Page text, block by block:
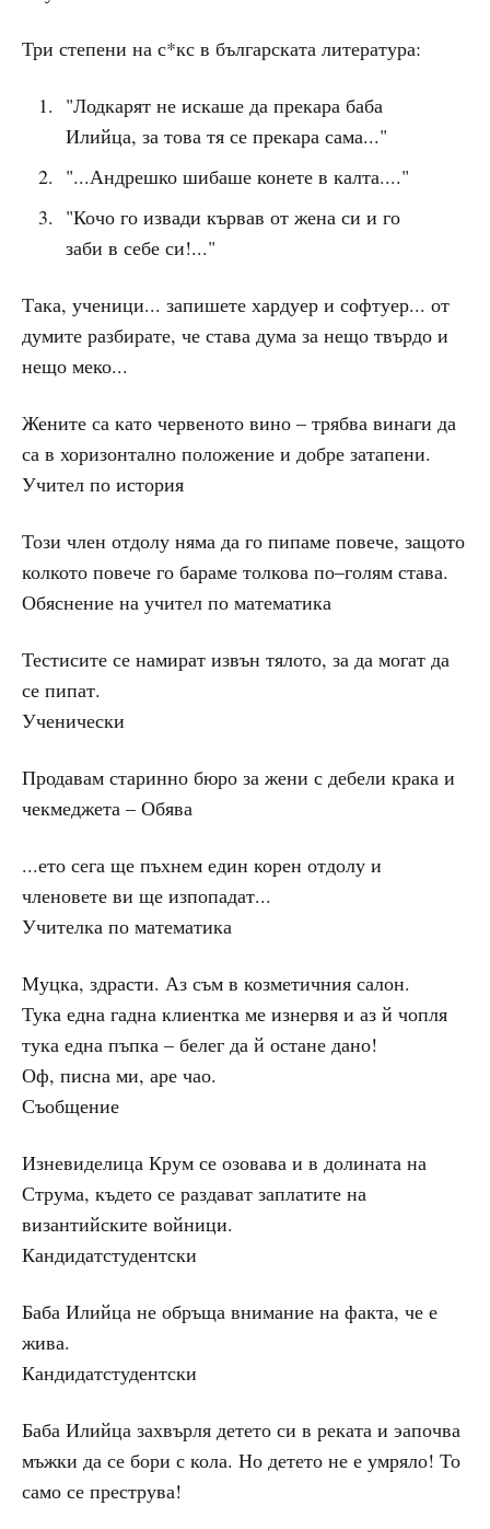
Три степени на с*кс в българската литература:
"Лодкарят не искаше да прекара баба
Илийца, за това тя се прекара сама..."
"...Андрешко шибаше конете в калта...."
"Кочо го извади кървав от жена си и го
заби в себе си!..."
Така, ученици... запишете хардуер и софтуер... от
думите разбирате, че става дума за нещо твърдо и
нещо меко...
Жените са като червеното вино – трябва винаги да
са в хоризонтално положение и добре затапени.
Учител по история
Този член отдолу няма да го пипаме повече, защото
колкото повече го бараме толкова по–голям става.
Обяснение на учител по математика
Тестисите се намират извън тялото, за да могат да
се пипат.
Ученически
Продавам старинно бюро за жени с дебели крака и
чекмеджета – Обява
...ето сега ще пъхнем един корен отдолу и
членовете ви ще изпопадат...
Учителка по математика
Муцка, здрасти. Аз съм в козметичния салон.
Тука една гадна клиентка ме изнервя и аз й чопля
тука една пъпка – белег да й остане дано!
Оф, писна ми, аре чао.
Съобщение
Изневиделица Крум се озовава и в долината на
Струма, където се раздават заплатите на
византийските войници.
Кандидатстудентски
Баба Илийца не обръща внимание на факта, че е
жива.
Кандидатстудентски
Баба Илийца захвърля детето си в реката и эапочва
мъжки да се бори с кола. Но детето не е умряло! То
само се преструва!